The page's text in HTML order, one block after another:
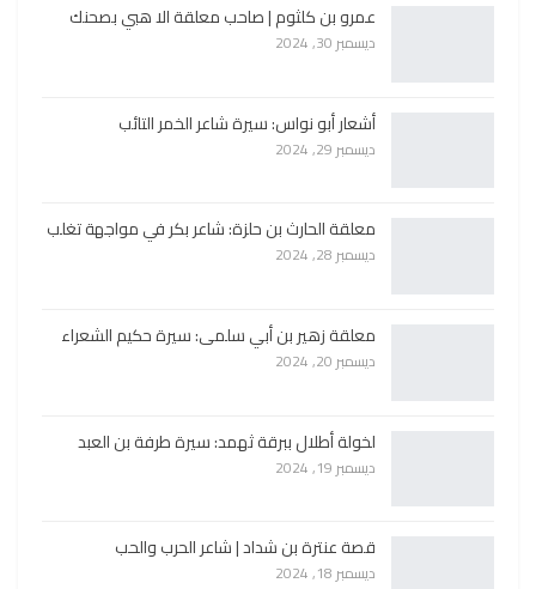
عمرو بن كلثوم | صاحب معلقة الا هبي بصحنك
ديسمبر 30, 2024
أشعار أبو نواس: سيرة شاعر الخمر التائب
ديسمبر 29, 2024
معلقة الحارث بن حلزة: شاعر بكر في مواجهة تغلب
ديسمبر 28, 2024
معلقة زهير بن أبي سلمى: سيرة حكيم الشعراء
ديسمبر 20, 2024
لخولة أطلال ببرقة ثهمد: سيرة طرفة بن العبد
ديسمبر 19, 2024
قصة عنترة بن شداد | شاعر الحرب والحب
ديسمبر 18, 2024